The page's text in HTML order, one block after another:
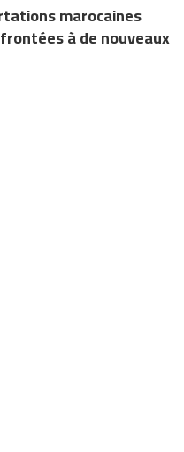
marocaines
à de nouveaux